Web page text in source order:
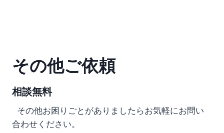
その他ご依頼
相談無料
その他お困りごとがありましたらお気軽にお問い
合わせください。